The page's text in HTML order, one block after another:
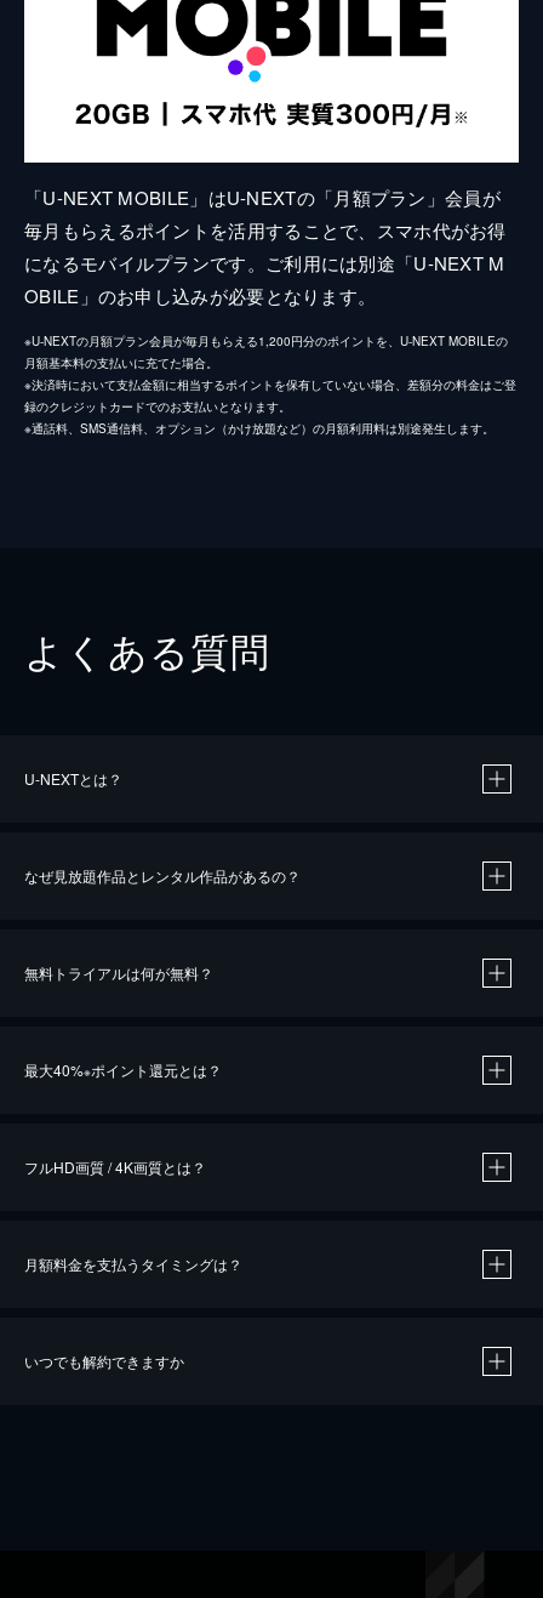
「U-NEXT MOBILE」はU-NEXTの「月額プラン」会員が
毎月もらえるポイントを活用することで、スマホ代がお得
になるモバイルプランです。ご利用には別途「U-NEXT M
OBILE」のお申し込みが必要となります。
※U-NEXTの月額プラン会員が毎月もらえる1,200円分のポイントを、U-NEXT MOBILEの
月額基本料の支払いに充てた場合。
※決済時において支払金額に相当するポイントを保有していない場合、差額分の料金はご登
録のクレジットカードでのお支払いとなります。
※通話料、SMS通信料、オプション（かけ放題など）の月額利用料は別途発生します。
よくある質問
U-NEXTとは？
なぜ見放題作品とレンタル作品があるの？
無料トライアルは何が無料？
最大40%※ポイント還元とは？
※40％ポイント還元の対象は、クレジットカード決済による作品の購入 / レンタルです。
iOSアプリのUコイン決済による作品の購入 / レンタルは、20％のポイント還元です。
フルHD画質 / 4K画質とは？
月額料金を支払うタイミングは？
いつでも解約できますか